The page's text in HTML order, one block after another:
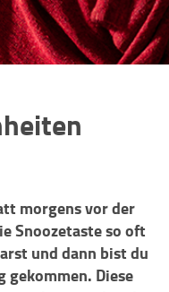
morgens vor der
Snoozetaste so oft
und dann bist du
gekommen. Diese